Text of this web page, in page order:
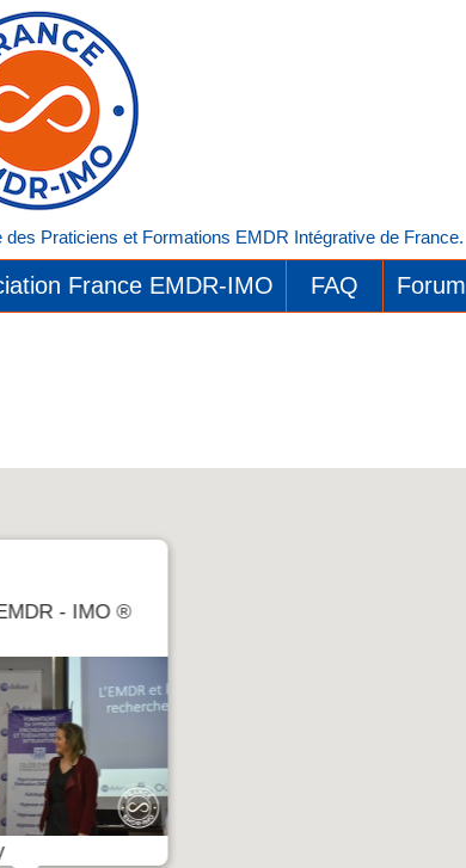
Praticiens et Formations EMDR Intégrative de France.
France EMDR-IMO FAQ Forum
- IMO ®